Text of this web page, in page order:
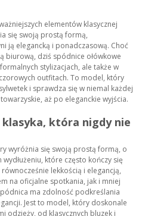
elementów klasycznej
się swoją prostą formą,
ją elegancką i ponadczasową. Choć
biurową, dziś spódnice ołówkowe
stylizacjach, ale także w
outfitach. To model, który
i sprawdza się w niemal każdej
aż po eleganckie wyjścia.
klasyka, która nigdy nie
wyróżnia się swoją prostą formą, o
które często kończy się
lekkością i elegancją,
na oficjalne spotkania, jak i mniej
ma zdolność podkreślania
Jest to model, który doskonale
odzieży, od klasycznych bluzek i